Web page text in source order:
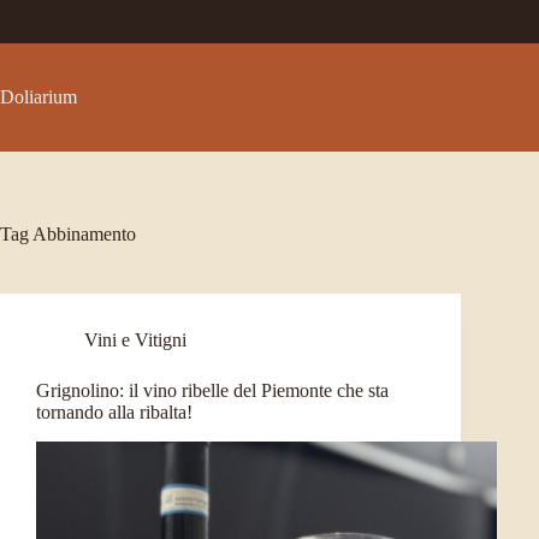
Doliarium
Tag Abbinamento
Vini e Vitigni
Grignolino: il vino ribelle del Piemonte che sta
tornando alla ribalta!